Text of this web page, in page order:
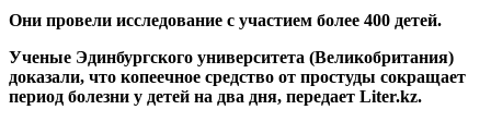
Они провели исследование с участием более 400 детей.
Ученые Эдинбургского университета (Великобритания)
доказали, что копеечное средство от простуды сокращает
период болезни у детей на два дня, передает Liter.kz.